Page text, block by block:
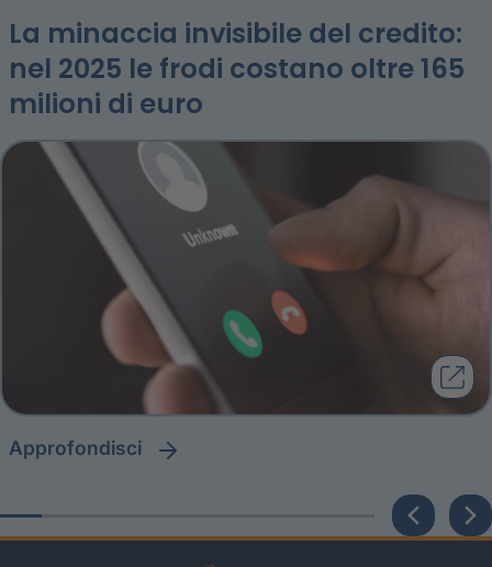
La minaccia invisibile del credito:
nel 2025 le frodi costano oltre 165
milioni di euro
approfondisci